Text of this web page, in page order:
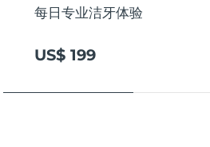
每日专业洁牙体验
US$ 199